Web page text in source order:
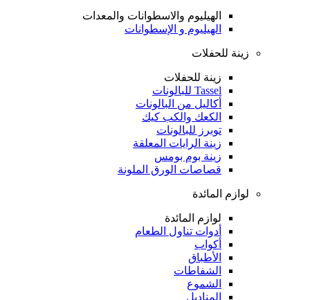
الهيليوم والاسطوانات والمعدات
الهيليوم و الإسطوانات
زينة للحفلات
زينة للحفلات
Tassel للبالونات
أكاليل من البالونات
الكعك والكب كيك
توبرز للبالونات
زينة الرايات المعلقة
زينة بوم بومس
قصاصات الورق الملونة
لوازم المائدة
لوازم المائدة
أدوات تناول الطعام
أكواب
الأطباق
الشفاطات
الشموع
المناديل